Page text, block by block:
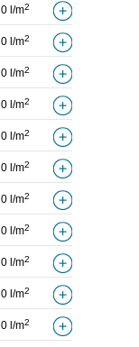
0 l/m2
0 l/m2
0 l/m2
0 l/m2
0 l/m2
0 l/m2
0 l/m2
0 l/m2
0 l/m2
0 l/m2
0 l/m2